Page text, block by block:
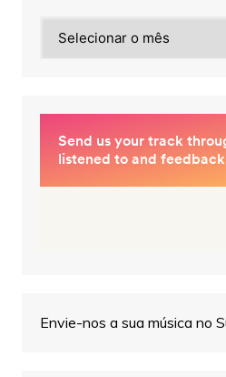
Envie-nos a sua música no